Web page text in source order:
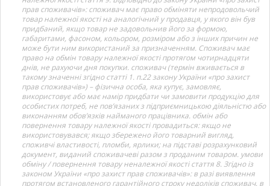
прав споживачів»: споживач має право обміняти непродовольчий
товар належної якості на аналогічний у продавця, у якого він був
придбаний, якщо товар не задовольнив його за формою,
габаритами, фасоном, кольором, розміром або з інших причин не
може бути ним використаний за призначенням. Споживач має
право на обмін товару належної якості протягом чотирнадцяти
днів, не рахуючи дня покупки. споживач (термін вживається в
такому значенні згідно статті 1. п.22 закону України «про захист
прав споживачів») – фізична особа, яка купує, замовляє,
використовує або має намір придбати чи замовити продукцію для
особистих потреб, не пов’язаних з підприємницькою діяльністю або
виконанням обов’язків найманого працівника. обмін або
повернення товару належної якості провадиться: якщо не
використовувався; якщо збережено його товарний вигляд,
споживчі властивості, пломби, ярлики; на підставі розрахунковий
документ, виданий споживачеві разом з проданим товаром. умови
обміну / повернення товару неналежної якості стаття 8. Згідно із
законом України «про захист прав споживачів»: в разі виявлення
протягом встановленого гарантійного строку недоліків споживач, в